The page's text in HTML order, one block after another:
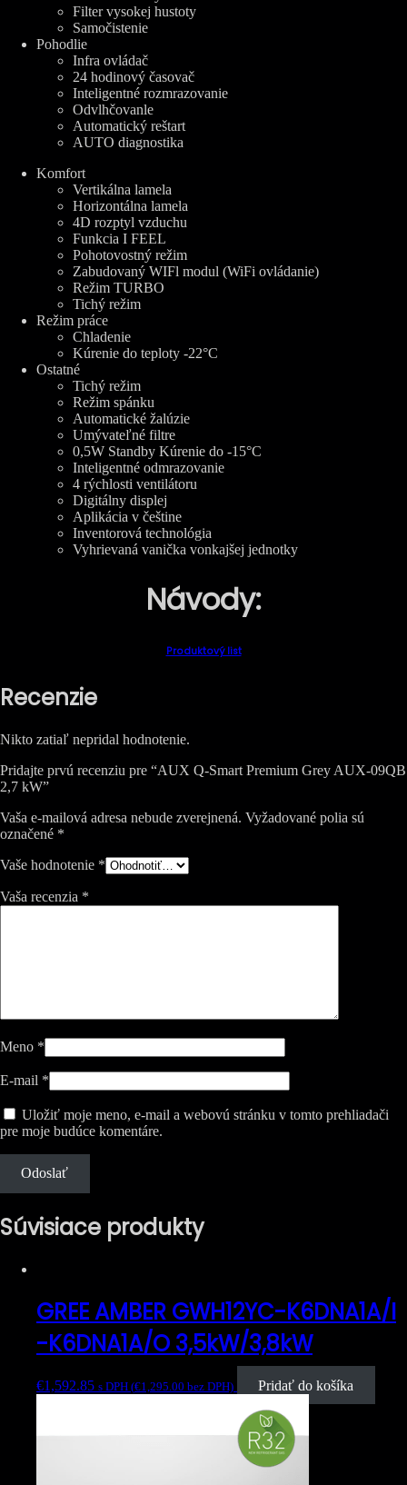
Filter vysokej hustoty
Samočistenie
Pohodlie
Infra ovládač
24 hodinový časovač
Inteligentné rozmrazovanie
Odvlhčovanle
Automatický reštart
AUTO diagnostika
Komfort
Vertikálna lamela
Horizontálna lamela
4D rozptyl vzduchu
Funkcia I FEEL
Pohotovostný režim
Zabudovaný WIFl modul (WiFi ovládanie)
Režim TURBO
Tichý režim
Režim práce
Chladenie
Kúrenie do teploty -22°C
Ostatné
Tichý režim
Režim spánku
Automatické žalúzie
Umývateľné filtre
0,5W Standby Kúrenie do -15°C
Inteligentné odmrazovanie
4 rýchlosti ventilátoru
Digitálny displej
Aplikácia v češtine
Inventorová technológia
Vyhrievaná vanička vonkajšej jednotky
Návody:
Produktový list
Recenzie
Nikto zatiaľ nepridal hodnotenie.
Pridajte prvú recenziu pre “AUX Q-Smart Premium Grey AUX-09QB
2,7 kW”
Vaša e-mailová adresa nebude zverejnená. Vyžadované polia sú
označené *
Vaše hodnotenie *
Vaša recenzia *
Meno *
E-mail *
Uložiť moje meno, e-mail a webovú stránku v tomto prehliadači
pre moje budúce komentáre.
Súvisiace produkty
GREE AMBER GWH12YC-K6DNA1A/I
-K6DNA1A/O 3,5kW/3,8kW
€1,592.85 s DPH (€1,295.00 bez DPH) Pridať do košíka